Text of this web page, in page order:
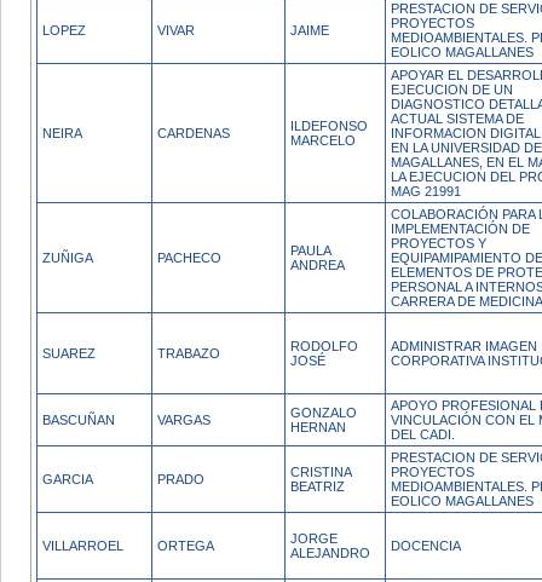
LOPEZ VIVAR JAIME
PRESTACION DE
PROYECTOS
MEDIOAMBIENTALES.
EOLICO MAGALLANES
NEIRA CARDENAS
ILDEFONSO
MARCELO
APOYAR EL
EJECUCION DE UN
DIAGNOSTICO
ACTUAL SISTEMA DE
INFORMACION
EN LA UNIVERSIDAD DE
MAGALLANES, EN EL
LA EJECUCION DEL
MAG 21991
ZUÑIGA PACHECO
PAULA
ANDREA
COLABORACIÓN PARA
IMPLEMENTACIÓN DE
PROYECTOS Y
EQUIPAMIPAMIENTO DE
ELEMENTOS DE
PERSONAL A
CARRERA DE MEDICINA
SUAREZ TRABAZO
RODOLFO
JOSÉ
ADMINISTRAR IMAGEN
CORPORATIVA
BASCUÑAN VARGAS
GONZALO
HERNAN
APOYO PROFESIONAL
VINCULACIÓN CON EL
DEL CADI.
GARCIA PRADO
CRISTINA
BEATRIZ
PRESTACION DE
PROYECTOS
MEDIOAMBIENTALES.
EOLICO MAGALLANES
VILLARROEL ORTEGA
JORGE
ALEJANDRO
DOCENCIA